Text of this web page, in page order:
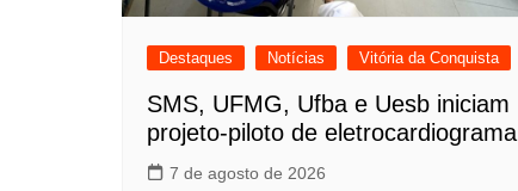
Destaques Notícias Vitória da Conquista
SMS, UFMG, Ufba e Uesb iniciam
projeto-piloto de eletrocardiograma
7 de agosto de 2026